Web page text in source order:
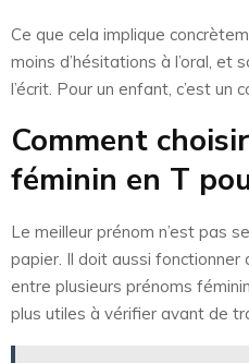
Ce que cela implique
moins d’hésitations à l’oral, et
l’écrit. Pour un enfant, c’est un
Comment
féminin en T
Le meilleur prénom n’est pas
papier. Il doit aussi fonctionner
entre plusieurs prénoms
plus utiles à vérifier avant de